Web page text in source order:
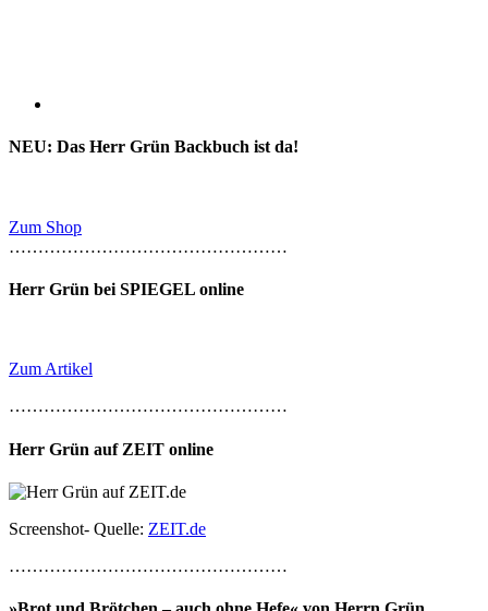
NEU: Das Herr Grün Backbuch ist da!
Zum Shop
…………………………………………
Herr Grün bei SPIEGEL online
Zum Artikel
…………………………………………
Herr Grün auf ZEIT online
Screenshot- Quelle: ZEIT.de
…………………………………………